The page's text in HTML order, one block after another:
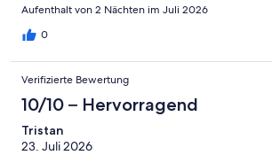
Aufenthalt von 2 Nächten im Juli 2026
0
Verifizierte Bewertung
10/10 – Hervorragend
Tristan
23. Juli 2026